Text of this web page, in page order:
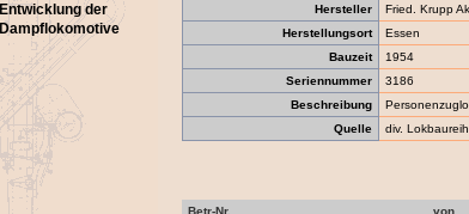
Entwicklung der
Dampflokomotive
Hersteller
Fried. Krupp
Herstellungsort
Essen
Bauzeit
1954
Seriennummer
3186
Beschreibung
Quelle
div.
Betr-Nr. von